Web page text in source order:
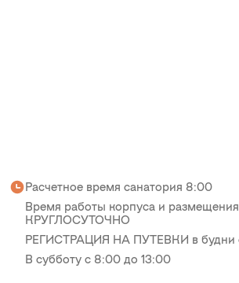
Расчетное время санатория 8:00
Время работы корпуса и размещения
КРУГЛОСУТОЧНО
РЕГИСТРАЦИЯ НА ПУТЕВКИ в будни
В субботу с 8:00 до 13:00